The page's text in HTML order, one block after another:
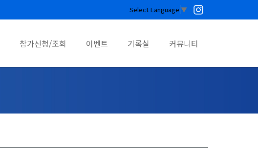
Select Language ▼
참가신청/조회 이벤트 기록실 커뮤니티